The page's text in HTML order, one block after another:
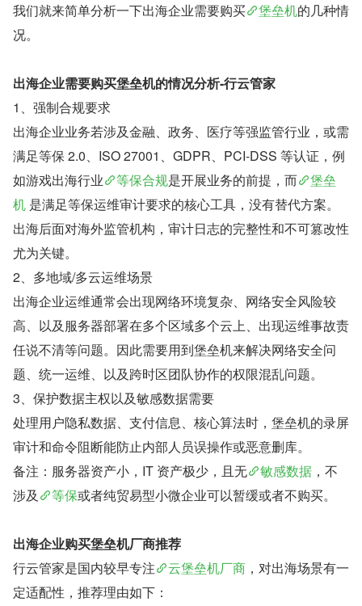
我们就来简单分析一下出海企业需要购买
堡垒机的几种情
况。
出海企业需要购买堡垒机的情况分析-行云管家
1、强制合规要求
出海企业业务若涉及金融、政务、医疗等强监管行业，或需
满足等保 2.0、ISO 27001、GDPR、PCI-DSS 等认证，例
如游戏出海行业
等保合规是开展业务的前提，而
堡垒
机 是满足等保运维审计要求的核心工具，没有替代方案。
出海后面对海外监管机构，审计日志的完整性和不可篡改性
尤为关键。
2、多地域/多云运维场景
出海企业运维通常会出现网络环境复杂、网络安全风险较
高、以及服务器部署在多个区域多个云上、出现运维事故责
任说不清等问题。因此需要用到堡垒机来解决网络安全问
题、统一运维、以及跨时区团队协作的权限混乱问题。
3、保护数据主权以及敏感数据需要
处理用户隐私数据、支付信息、核心算法时，堡垒机的录屏
审计和命令阻断能防止内部人员误操作或恶意删库。
备注：服务器资产小，IT 资产极少，且无
敏感数据 ，不
涉及
等保或者纯贸易型小微企业可以暂缓或者不购买。
出海企业购买堡垒机厂商推荐
行云管家是国内较早专注
云堡垒机厂商 ，对出海场景有一
定适配性，推荐理由如下：